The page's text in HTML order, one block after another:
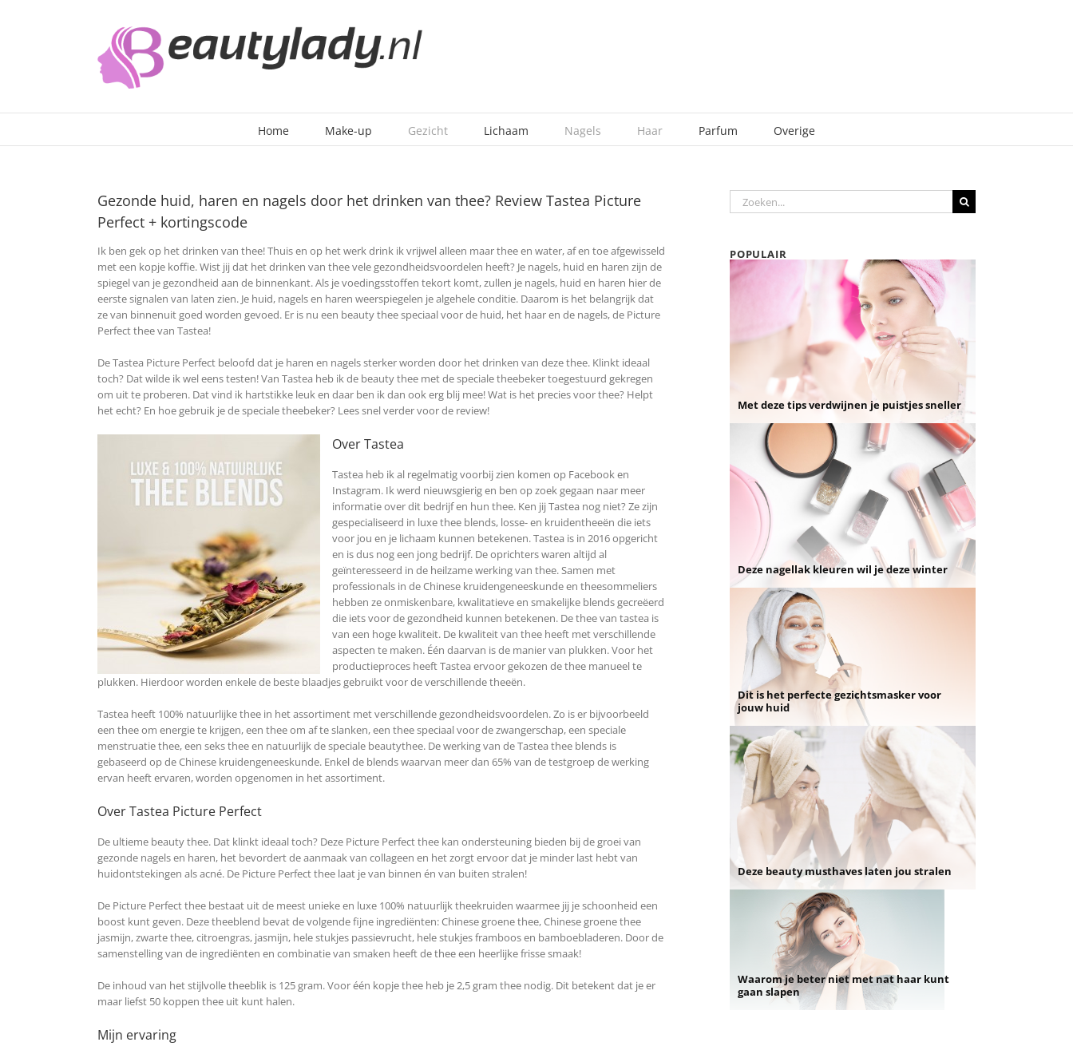
Home Make-up Gezicht Lichaam Nagels Haar Parfum Overige
Gezonde huid, haren en nagels door het drinken van thee? Review Tastea Picture
Perfect + kortingscode
Ik ben gek op het drinken van thee! Thuis en op het werk drink ik vrijwel alleen maar thee en water, af en toe afgewisseld
met een kopje koffie. Wist jij dat het drinken van thee vele gezondheidsvoordelen heeft? Je nagels, huid en haren zijn de
spiegel van je gezondheid aan de binnenkant. Als je voedingsstoffen tekort komt, zullen je nagels, huid en haren hier de
eerste signalen van laten zien. Je huid, nagels en haren weerspiegelen je algehele conditie. Daarom is het belangrijk dat
ze van binnenuit goed worden gevoed. Er is nu een beauty thee speciaal voor de huid, het haar en de nagels, de Picture
Perfect thee van Tastea!
De Tastea Picture Perfect beloofd dat je haren en nagels sterker worden door het drinken van deze thee. Klinkt ideaal
toch? Dat wilde ik wel eens testen! Van Tastea heb ik de beauty thee met de speciale theebeker toegestuurd gekregen
om uit te proberen. Dat vind ik hartstikke leuk en daar ben ik dan ook erg blij mee! Wat is het precies voor thee? Helpt
het echt? En hoe gebruik je de speciale theebeker? Lees snel verder voor de review!
Over Tastea
Tastea heb ik al regelmatig voorbij zien komen op Facebook en
Instagram. Ik werd nieuwsgierig en ben op zoek gegaan naar meer
informatie over dit bedrijf en hun thee. Ken jij Tastea nog niet? Ze zijn
gespecialiseerd in luxe thee blends, losse- en kruidentheeën die iets
voor jou en je lichaam kunnen betekenen. Tastea is in 2016 opgericht
en is dus nog een jong bedrijf. De oprichters waren altijd al
geïnteresseerd in de heilzame werking van thee. Samen met
professionals in de Chinese kruidengeneeskunde en theesommeliers
hebben ze onmiskenbare, kwalitatieve en smakelijke blends gecreëerd
die iets voor de gezondheid kunnen betekenen. De thee van tastea is
van een hoge kwaliteit. De kwaliteit van thee heeft met verschillende
aspecten te maken. Één daarvan is de manier van plukken. Voor het
productieproces heeft Tastea ervoor gekozen de thee manueel te
plukken. Hierdoor worden enkele de beste blaadjes gebruikt voor de verschillende theeën.
Tastea heeft 100% natuurlijke thee in het assortiment met verschillende gezondheidsvoordelen. Zo is er bijvoorbeeld
een thee om energie te krijgen, een thee om af te slanken, een thee speciaal voor de zwangerschap, een speciale
menstruatie thee, een seks thee en natuurlijk de speciale beautythee. De werking van de Tastea thee blends is
gebaseerd op de Chinese kruidengeneeskunde. Enkel de blends waarvan meer dan 65% van de testgroep de werking
ervan heeft ervaren, worden opgenomen in het assortiment.
Over Tastea Picture Perfect
De ultieme beauty thee. Dat klinkt ideaal toch? Deze Picture Perfect thee kan ondersteuning bieden bij de groei van
gezonde nagels en haren, het bevordert de aanmaak van collageen en het zorgt ervoor dat je minder last hebt van
huidontstekingen als acné. De Picture Perfect thee laat je van binnen én van buiten stralen!
De Picture Perfect thee bestaat uit de meest unieke en luxe 100% natuurlijk theekruiden waarmee jij je schoonheid een
boost kunt geven. Deze theeblend bevat de volgende fijne ingrediënten: Chinese groene thee, Chinese groene thee
jasmijn, zwarte thee, citroengras, jasmijn, hele stukjes passievrucht, hele stukjes framboos en bamboebladeren. Door de
samenstelling van de ingrediënten en combinatie van smaken heeft de thee een heerlijke frisse smaak!
De inhoud van het stijlvolle theeblik is 125 gram. Voor één kopje thee heb je 2,5 gram thee nodig. Dit betekent dat je er
maar liefst 50 koppen thee uit kunt halen.
Mijn ervaring
Zoeken
naar:
POPULAIR
Met deze tips verdwijnen je puistjes sneller
Deze nagellak kleuren wil je deze winter
Dit is het perfecte gezichtsmasker voor
jouw huid
Deze beauty musthaves laten jou stralen
Waarom je beter niet met nat haar kunt
gaan slapen